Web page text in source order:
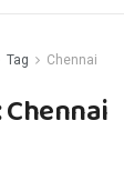
Tag Chennai
Chennai